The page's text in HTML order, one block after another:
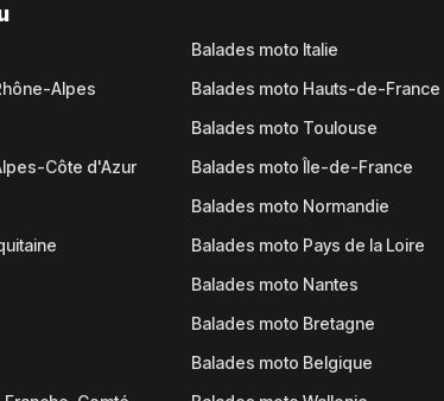
Alpes
Côte d'Azur
Balades moto Italie
Balades moto Hauts-de-France
Balades moto Toulouse
Balades moto Île-de-France
Balades moto Normandie
Balades moto Pays de la Loire
Balades moto Nantes
Balades moto Bretagne
Balades moto Belgique